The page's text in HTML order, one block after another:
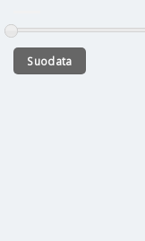
Minimihinta
Maksimihinta
Suodata